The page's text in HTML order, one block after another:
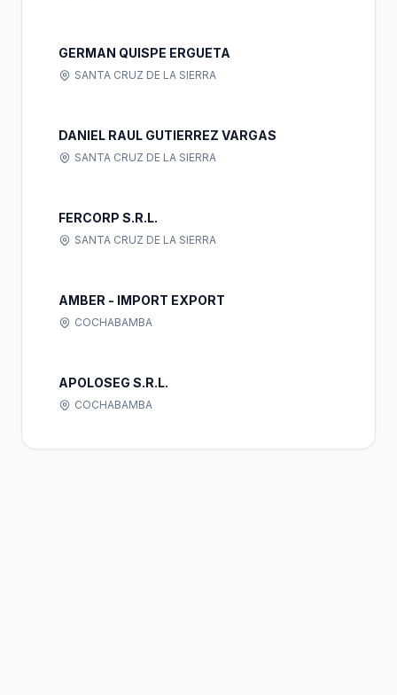
GERMAN QUISPE ERGUETA
SANTA CRUZ DE LA SIERRA
DANIEL RAUL GUTIERREZ VARGAS
SANTA CRUZ DE LA SIERRA
FERCORP S.R.L.
SANTA CRUZ DE LA SIERRA
AMBER - IMPORT EXPORT
COCHABAMBA
APOLOSEG S.R.L.
COCHABAMBA